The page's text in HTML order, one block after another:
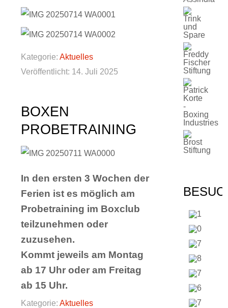
Kategorie:Aktuelles
Veröffentlicht: 14. Juli 2025
BOXEN
PROBETRAINING
In den ersten 3 Wochen der
Ferien ist es möglich am
Probetraining im Boxclub
teilzunehmen oder
zuzusehen.
Kommt jeweils am Montag
ab 17 Uhr oder am Freitag
ab 15 Uhr.
Kategorie:Aktuelles